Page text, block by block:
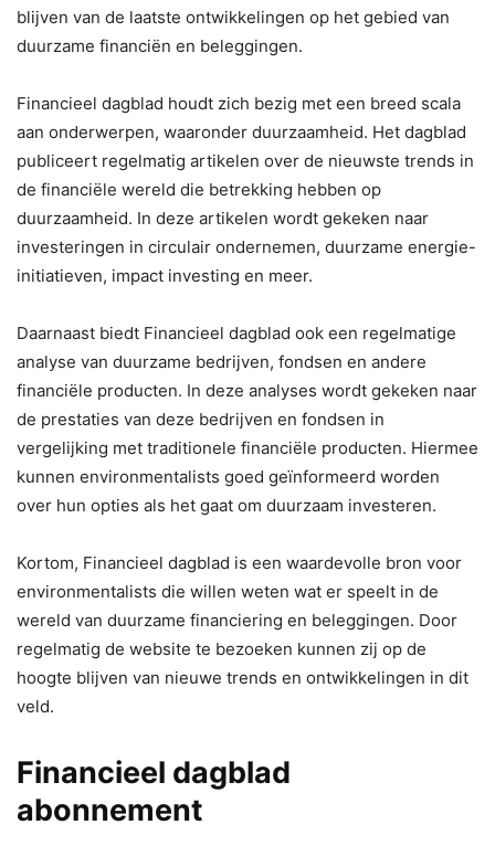
blijven van de laatste ontwikkelingen op het gebied van
duurzame financiën en beleggingen.
Financieel dagblad houdt zich bezig met een breed scala
aan onderwerpen, waaronder duurzaamheid. Het dagblad
publiceert regelmatig artikelen over de nieuwste trends in
de financiële wereld die betrekking hebben op
duurzaamheid. In deze artikelen wordt gekeken naar
investeringen in circulair ondernemen, duurzame energie-
initiatieven, impact investing en meer.
Daarnaast biedt Financieel dagblad ook een regelmatige
analyse van duurzame bedrijven, fondsen en andere
financiële producten. In deze analyses wordt gekeken naar
de prestaties van deze bedrijven en fondsen in
vergelijking met traditionele financiële producten. Hiermee
kunnen environmentalists goed geïnformeerd worden
over hun opties als het gaat om duurzaam investeren.
Kortom, Financieel dagblad is een waardevolle bron voor
environmentalists die willen weten wat er speelt in de
wereld van duurzame financiering en beleggingen. Door
regelmatig de website te bezoeken kunnen zij op de
hoogte blijven van nieuwe trends en ontwikkelingen in dit
veld.
Financieel dagblad
abonnement